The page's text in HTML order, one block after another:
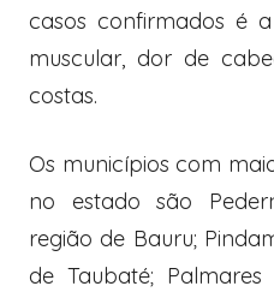
casos confirmados é
muscular, dor de
costas.
Os municípios com
no estado são
região de Bauru;
de Taubaté;